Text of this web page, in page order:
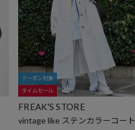
クーポン対象
タイムセール
FREAK'S STORE
vintage like ステンカラーコート